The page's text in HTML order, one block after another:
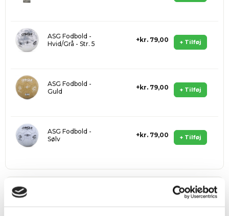
+ Tilføj
ASG Fodbold -
Hvid/Grå - Str. 5
kr. 79,00
+ Tilføj
ASG Fodbold -
Guld
kr. 79,00
+ Tilføj
ASG Fodbold -
Sølv
kr. 79,00
Fri fragt
ved køb over 999 kr.